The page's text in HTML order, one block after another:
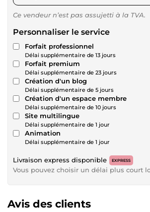
Ce vendeur n’est pas assujetti à la TVA.
Personnaliser le service
Forfait professionnel
Délai supplémentaire de 13 jours
Forfait premium
Délai supplémentaire de 23 jours
Création d'un blog
Délai supplémentaire de 5 jours
Création d'un espace membre
Délai supplémentaire de 10 jours
Site multilingue
Délai supplémentaire de 1 jour
Animation
Délai supplémentaire de 1 jour
Livraison express disponible EXPRESS
Vous pouvez choisir un délai plus court
Avis des clients